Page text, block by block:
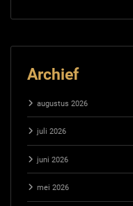
Archief
augustus 2026
juli 2026
juni 2026
mei 2026